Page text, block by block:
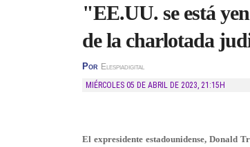
"EE.UU. se está
de la charlotada
Por Elespiadigital
MIÉRCOLES 05 DE ABRIL DE 2023, 21:15H
El expresidente estadounidense, Donald